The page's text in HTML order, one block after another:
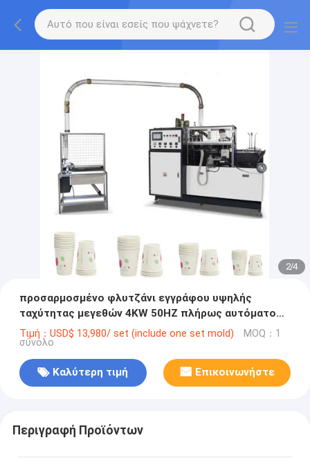
2/4
προσαρμοσμένο φλυτζάνι εγγράφου υψηλής
ταχύτητας μεγεθών 4KW 50HZ πλήρως αυτόματο
μίας χρήσης που κατασκευάζει τη μηχανή
Τιμή：USD$ 13,980/ set (include one set mold) MOQ：1
σύνολο
Καλύτερη τιμή Επικοινωνήστε
Περιγραφή Προϊόντων